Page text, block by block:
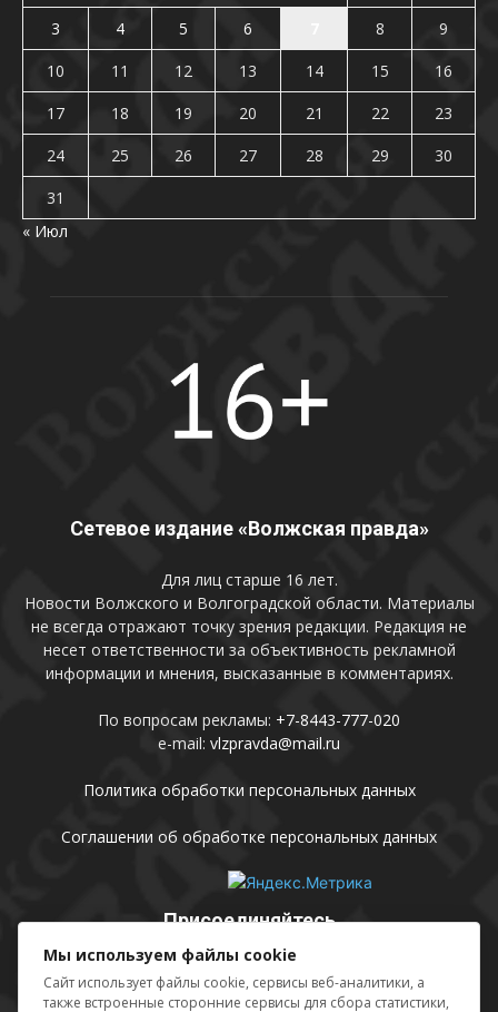
3
4 5 6 8
9
10
11 12 13 14 15
16
17
18 19 20 21 22
23
24
25 26 27 28 29
30
31
« Июл
Сетевое издание «Волжская правда»
Для лиц старше 16 лет.
Новости Волжского и Волгоградской области. Материалы
не всегда отражают точку зрения редакции. Редакция не
несет ответственности за объективность рекламной
информации и мнения, высказанные в комментариях.
По вопросам рекламы: +7-8443-777-020
e-mail: vlzpravda@mail.ru
Политика обработки персональных данных
Соглашении об обработке персональных данных
Присоединяйтесь
Мы используем файлы cookie
Сайт использует файлы cookie, сервисы веб-аналитики, а
также встроенные сторонние сервисы для сбора статистики,